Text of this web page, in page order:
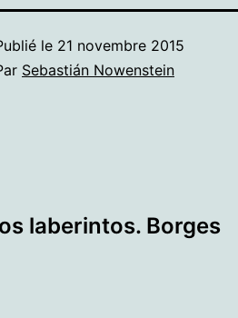
le 21 novembre 2015
Sebastián Nowenstein
laberintos. Borges